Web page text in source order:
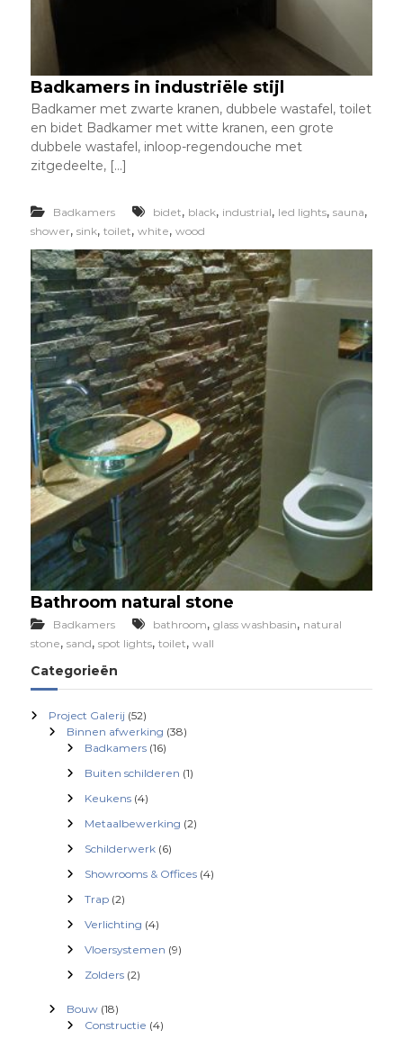
Badkamers in industriële stijl
Badkamer met zwarte kranen, dubbele wastafel, toilet
en bidet Badkamer met witte kranen, een grote
dubbele wastafel, inloop-regendouche met
zitgedeelte, […]
Badkamers bidet, black, industrial, led lights,sauna,
shower,sink,toilet,white,wood
Bathroom natural stone
Badkamers bathroom,glass washbasin, natural
stone,sand,spot lights,toilet,wall
Categorieën
Project Galerij (52)
Binnen afwerking (38)
Badkamers (16)
Buiten schilderen (1)
Keukens (4)
Metaalbewerking (2)
Schilderwerk (6)
Showrooms & Offices (4)
Trap (2)
Verlichting (4)
Vloersystemen (9)
Zolders (2)
Bouw (18)
Constructie (4)